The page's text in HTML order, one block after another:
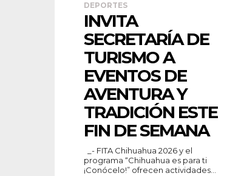
DEPORTES
INVITA
SECRETARÍA DE
TURISMO A
EVENTOS DE
AVENTURA Y
TRADICIÓN ESTE
FIN DE SEMANA
programa “Chihuahua es para ti
¡Conócelo!” ofrecen actividades...